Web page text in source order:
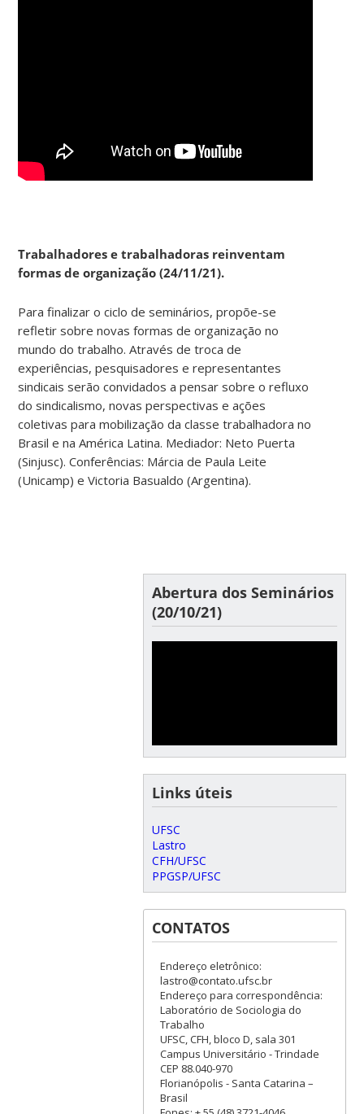
Trabalhadores e trabalhadoras reinventam
formas de organização (24/11/21).
Para finalizar o ciclo de seminários, propõe-se
refletir sobre novas formas de organização no
mundo do trabalho. Através de troca de
experiências, pesquisadores e representantes
sindicais serão convidados a pensar sobre o refluxo
do sindicalismo, novas perspectivas e ações
coletivas para mobilização da classe trabalhadora no
Brasil e na América Latina. Mediador: Neto Puerta
(Sinjusc). Conferências: Márcia de Paula Leite
(Unicamp) e Victoria Basualdo (Argentina).
Abertura dos Seminários
(20/10/21)
Links úteis
UFSC
Lastro
CFH/UFSC
PPGSP/UFSC
CONTATOS
Endereço eletrônico:
lastro@contato.ufsc.br
Endereço para correspondência:
Laboratório de Sociologia do
Trabalho
UFSC, CFH, bloco D, sala 301
Campus Universitário - Trindade
CEP 88.040-970
Florianópolis - Santa Catarina –
Brasil